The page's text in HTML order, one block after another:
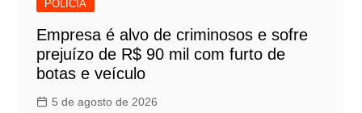
POLÍCIA
Empresa é alvo de criminosos e sofre
prejuízo de R$ 90 mil com furto de
botas e veículo
5 de agosto de 2026